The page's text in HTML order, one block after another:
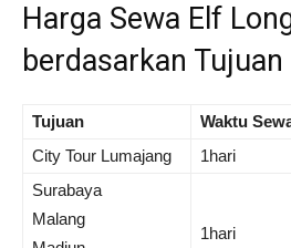
Harga Sewa Elf
berdasarkan Tujuan
Tujuan Waktu
City Tour Lumajang
1hari
Surabaya
Malang
1hari